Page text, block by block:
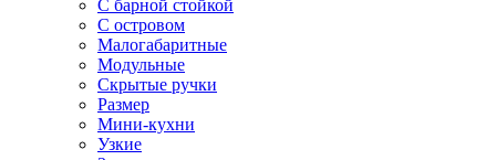
С барной стойкой
С островом
Малогабаритные
Модульные
Скрытые ручки
Размер
Мини-кухни
Узкие